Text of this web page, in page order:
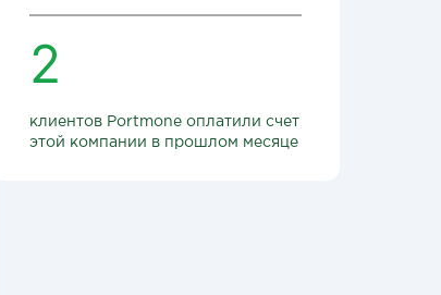
2
клиентов Portmone оплатили счет
этой компании в прошлом месяце